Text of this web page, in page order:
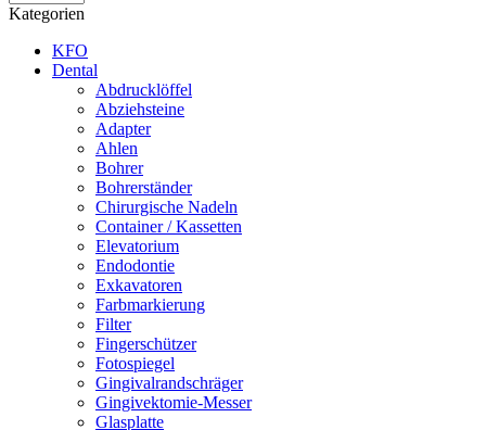
Kategorien
KFO
Dental
Abdrucklöffel
Abziehsteine
Adapter
Ahlen
Bohrer
Bohrerständer
Chirurgische Nadeln
Container / Kassetten
Elevatorium
Endodontie
Exkavatoren
Farbmarkierung
Filter
Fingerschützer
Fotospiegel
Gingivalrandschräger
Gingivektomie-Messer
Glasplatte